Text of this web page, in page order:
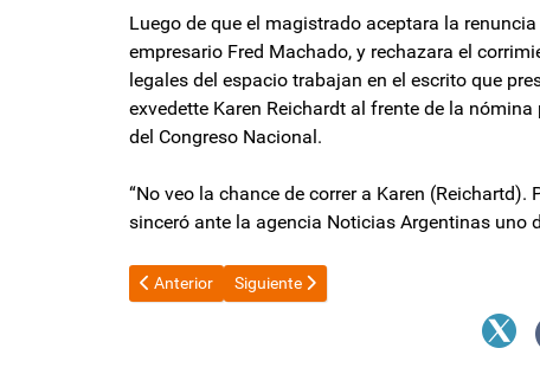
Luego de que el magistrado aceptara la
empresario Fred Machado, y rechazara el
legales del espacio trabajan en el escrito que
exvedette Karen Reichardt al frente de la
del Congreso Nacional.
“No veo la chance de correr a Karen
sinceró ante la agencia Noticias Argentinas uno
Artículo anterior: Nuevo impulso al sector productivo
Anterior Artículo siguiente: Leonardo Cositorto
Siguiente